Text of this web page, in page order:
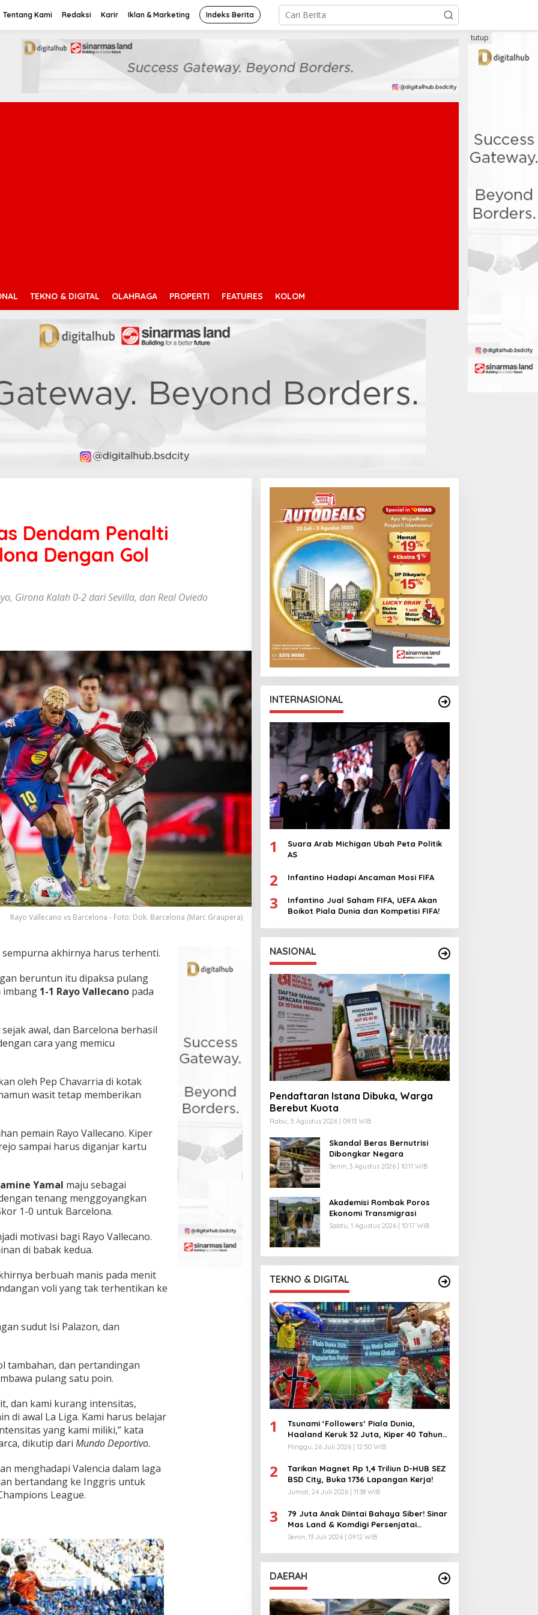
Tentang Kami Redaksi Karir Iklan & Marketing Indeks Berita
TEKNO & DIGITAL OLAHRAGA PROPERTI FEATURES KOLOM
tutup
Dendam Penalti
Dengan Gol
Girona Kalah 0-2 dari Sevilla, dan Real Oviedo
Rayo Vallecano vs Barcelona - Foto: Dok. Barcelona (Marc Graupera)
sempurna akhirnya harus terhenti.
beruntun itu dipaksa pulang
imbang 1-1 Rayo Vallecano pada
awal, dan Barcelona berhasil
cara yang memicu
oleh Pep Chavarria di kotak
wasit tetap memberikan
pemain Rayo Vallecano. Kiper
sampai harus diganjar kartu
Yamal maju sebagai
tenang menggoyangkan
1-0 untuk Barcelona.
motivasi bagi Rayo Vallecano.
di babak kedua.
berbuah manis pada menit
voli yang tak terhentikan ke
sudut Isi Palazon, dan
tambahan, dan pertandingan
pulang satu poin.
dan kami kurang intensitas,
di awal La Liga. Kami harus belajar
yang kami miliki,” kata
dikutip dari Mundo Deportivo.
menghadapi Valencia dalam laga
bertandang ke Inggris untuk
League.
INTERNASIONAL
1
Suara Arab Michigan Ubah Peta Politik
AS
2 Infantino Hadapi Ancaman Mosi FIFA
3
Infantino Jual Saham FIFA, UEFA Akan
Boikot Piala Dunia dan Kompetisi FIFA!
NASIONAL
Pendaftaran Istana Dibuka, Warga
Berebut Kuota
Rabu, 5 Agustus 2026 | 09:13 WIB
Skandal Beras Bernutrisi
Dibongkar Negara
Senin, 3 Agustus 2026 | 10:11 WIB
Akademisi Rombak Poros
Ekonomi Transmigrasi
Sabtu, 1 Agustus 2026 | 10:17 WIB
TEKNO & DIGITAL
1
Tsunami ‘Followers’ Piala Dunia,
Haaland Keruk 32 Juta, Kiper 40 Tahun
Bikin Geger!
Minggu, 26 Juli 2026 | 12:50 WIB
2
Tarikan Magnet Rp 1,4 Triliun D-HUB SEZ
BSD City, Buka 1736 Lapangan Kerja!
Jumat, 24 Juli 2026 | 11:38 WIB
3
79 Juta Anak Diintai Bahaya Siber! Sinar
Mas Land & Komdigi Persenjatai
Ratusan Guru!
Senin, 13 Juli 2026 | 09:12 WIB
DAERAH